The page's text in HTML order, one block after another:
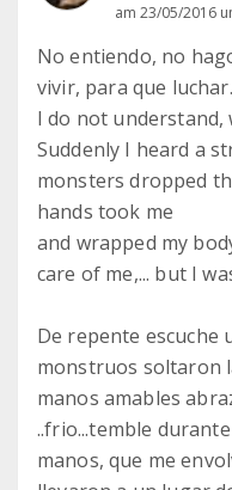
am 23/05/2016
No entiendo, no
vivir, para que
I do not understand,
Suddenly I heard a
monsters dropped
hands took me
and wrapped my
care of me,... but I
De repente escuche
monstruos soltaron
manos amables
..frio...temble
manos, que me